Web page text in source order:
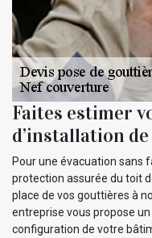
Faites estimer
d’installation
Pour une évacuation sans
protection assurée du toit
place de vos gouttières à
entreprise vous propose
configuration de votre